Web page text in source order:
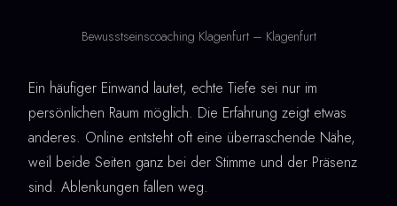
Bewusstseinscoaching Klagenfurt – Klagenfurt
Ein häufiger Einwand lautet, echte Tiefe sei nur im
persönlichen Raum möglich. Die Erfahrung zeigt etwas
anderes. Online entsteht oft eine überraschende Nähe,
weil beide Seiten ganz bei der Stimme und der Präsenz
sind. Ablenkungen fallen weg.